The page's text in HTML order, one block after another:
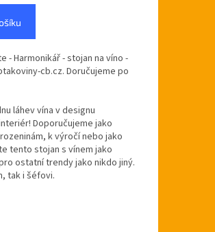
- Harmonikář - stojan na víno -
cb.cz. Doručujeme po
láhev vína v designu
Doporučujeme jako
k výročí nebo jako
tento stojan s vínem jako
ostatní trendy jako nikdo jiný.
tak i šéfovi.